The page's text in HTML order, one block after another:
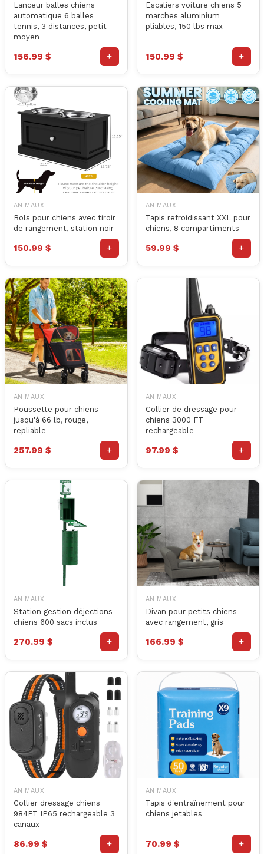
Lanceur balles chiens
automatique 6 balles
tennis, 3 distances, petit
moyen
156.99 $ +
Escaliers voiture chiens 5
marches aluminium
pliables, 150 lbs max
150.99 $ +
ANIMAUX
Bols pour chiens avec tiroir
de rangement, station noir
150.99 $ +
ANIMAUX
Tapis refroidissant XXL pour
chiens, 8 compartiments
59.99 $ +
ANIMAUX
Poussette pour chiens
jusqu'à 66 lb, rouge,
repliable
257.99 $ +
ANIMAUX
Collier de dressage pour
chiens 3000 FT
rechargeable
97.99 $ +
ANIMAUX
Station gestion déjections
chiens 600 sacs inclus
270.99 $ +
ANIMAUX
Divan pour petits chiens
avec rangement, gris
166.99 $ +
ANIMAUX
Collier dressage chiens
984FT IP65 rechargeable 3
canaux
86.99 $ +
ANIMAUX
Tapis d'entraînement pour
chiens jetables
70.99 $ +